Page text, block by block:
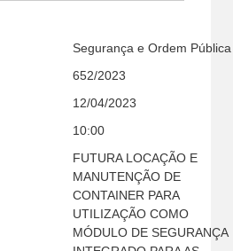
Segurança e Ordem Pública
652/2023
12/04/2023
10:00
FUTURA LOCAÇÃO E
MANUTENÇÃO DE
CONTAINER PARA
UTILIZAÇÃO COMO
MÓDULO DE SEGURANÇA